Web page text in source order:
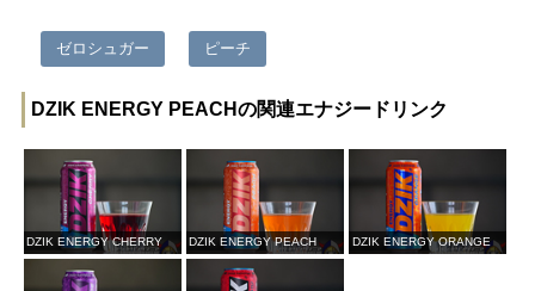
ゼロシュガー ピーチ
DZIK ENERGY PEACHの関連エナジードリンク
DZIK ENERGY CHERRY DZIK ENERGY PEACH DZIK ENERGY ORANGE